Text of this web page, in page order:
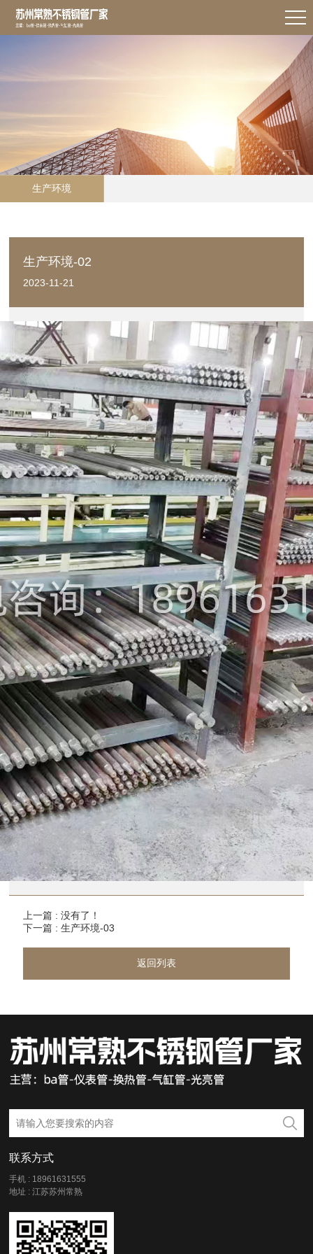
生产环境
生产环境-02
2023-11-21
上一篇 : 没有了！
下一篇 : 生产环境-03
返回列表
联系方式
手机 : 18961631555
地址 : 江苏苏州常熟